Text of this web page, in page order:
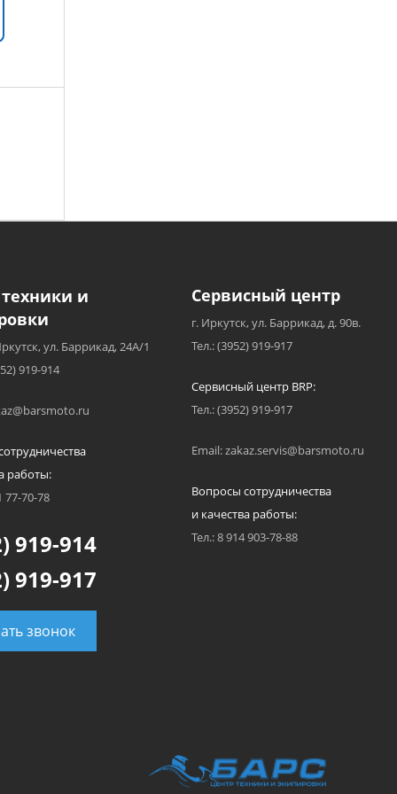
и
ул. Баррикад, 24А/1
919-914
работы:
77-70-78
919-914
919-917
звонок
Сервисный центр
г. Иркутск, ул. Баррикад, д. 90в.
Тел.: (3952) 919-917
Сервисный центр BRP:
Тел.: (3952) 919-917
Email: zakaz.servis@barsmoto.ru
Вопросы сотрудничества
и качества работы:
Тел.: 8 914 903-78-88